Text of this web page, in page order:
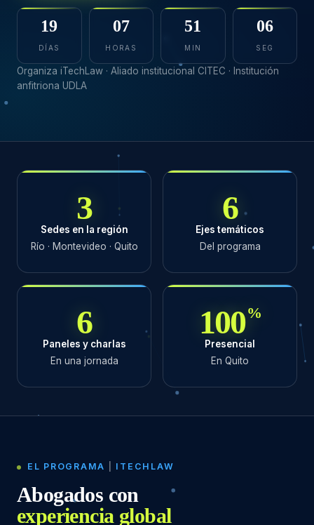
19
DÍAS
07
HORAS
51
MIN
05
SEG
Organiza iTechLaw · Aliado institucional CITEC · Institución
anfitriona UDLA
3
Sedes en la región
Río · Montevideo · Quito
6
Ejes temáticos
Del programa
6
Paneles y charlas
En una jornada
100%
Presencial
En Quito
EL PROGRAMA ITECHLAW
Abogados con
experiencia global